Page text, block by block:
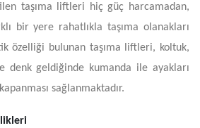
taşıma liftleri hiç güç harcamadan,
bir yere rahatlıkla taşıma olanakları
özelliği bulunan taşıma liftleri, koltuk,
denk geldiğinde kumanda ile ayakları
sağlanmaktadır.